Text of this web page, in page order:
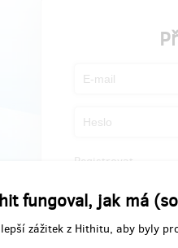
fungoval, jak má
zážitek z Hithitu, aby byly
Registrovat